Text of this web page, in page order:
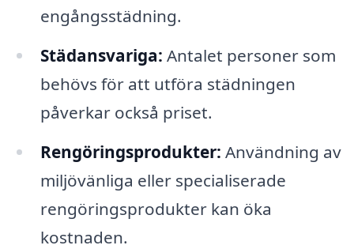
engångsstädning.
Städansvariga: Antalet personer som
behövs för att utföra städningen
påverkar också priset.
Rengöringsprodukter: Användning av
miljövänliga eller specialiserade
rengöringsprodukter kan öka
kostnaden.